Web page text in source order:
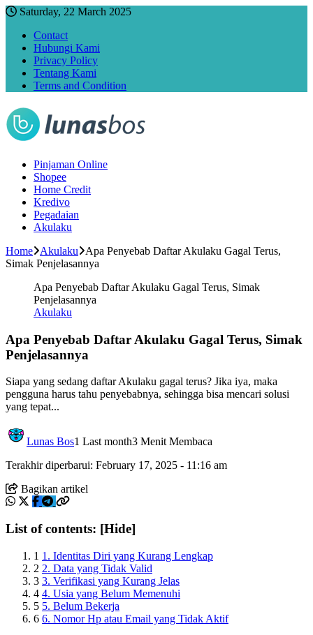
Saturday, 22 March 2025
Contact
Hubungi Kami
Privacy Policy
Tentang Kami
Terms and Condition
Pinjaman Online
Shopee
Home Credit
Kredivo
Pegadaian
Akulaku
Home
Akulaku
Apa Penyebab Daftar Akulaku Gagal Terus,
Simak Penjelasannya
Apa Penyebab Daftar Akulaku Gagal Terus, Simak
Penjelasannya
Akulaku
Apa Penyebab Daftar Akulaku Gagal Terus, Simak
Penjelasannya
Siapa yang sedang daftar Akulaku gagal terus? Jika iya, maka
pengguna harus tahu penyebabnya, sehingga bisa mencari solusi
yang tepat...
Lunas Bos1 Last month3 Menit Membaca
Terakhir diperbarui: February 17, 2025 - 11:16 am
Bagikan artikel
List of contents: [Hide]
1 1. Identitas Diri yang Kurang Lengkap
2 2. Data yang Tidak Valid
3 3. Verifikasi yang Kurang Jelas
4 4. Usia yang Belum Memenuhi
5 5. Belum Bekerja
6 6. Nomor Hp atau Email yang Tidak Aktif